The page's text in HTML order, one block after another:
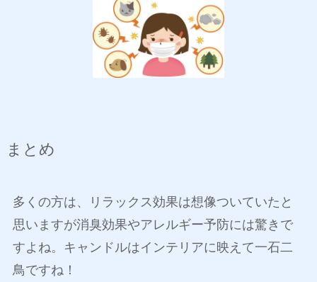
まとめ
多くの方は、リラックス効果は想像ついていたと
思いますが消臭効果やアレルギー予防には驚きで
すよね。キャンドルはインテリアに映えて一石二
鳥ですね！